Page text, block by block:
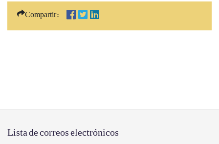
Compartir:
Lista de correos electrónicos